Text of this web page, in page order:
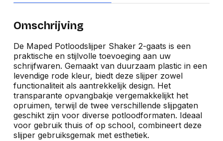
Omschrijving
De Maped Potloodslijper Shaker 2-gaats is een
praktische en stijlvolle toevoeging aan uw
schrijfwaren. Gemaakt van duurzaam plastic in een
levendige rode kleur, biedt deze slijper zowel
functionaliteit als aantrekkelijk design. Het
transparante opvangbakje vergemakkelijkt het
opruimen, terwijl de twee verschillende slijpgaten
geschikt zijn voor diverse potloodformaten. Ideaal
voor gebruik thuis of op school, combineert deze
slijper gebruiksgemak met esthetiek.